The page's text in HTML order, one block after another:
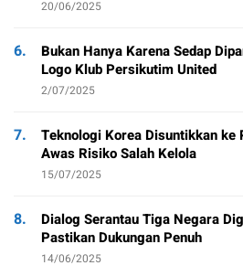
20/06/2025
6.
Bukan Hanya Karena Sedap
Logo Klub Persikutim United
2/07/2025
7.
Teknologi Korea Disuntikkan ke
Awas Risiko Salah Kelola
15/07/2025
8.
Dialog Serantau Tiga Negara
Pastikan Dukungan Penuh
14/06/2025